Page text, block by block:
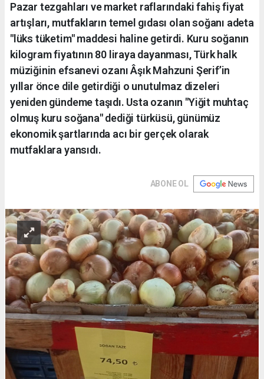
Pazar tezgahları ve market raflarındaki fahiş fiyat
artışları, mutfakların temel gıdası olan soğanı adeta
"lüks tüketim" maddesi haline getirdi. Kuru soğanın
kilogram fiyatının 80 liraya dayanması, Türk halk
müziğinin efsanevi ozanı Âşık Mahzuni Şerif’in
yıllar önce dile getirdiği o unutulmaz dizeleri
yeniden gündeme taşıdı. Usta ozanın "Yiğit muhtaç
olmuş kuru soğana" dediği türküsü, günümüz
ekonomik şartlarında acı bir gerçek olarak
mutfaklara yansıdı.
ABONE OL